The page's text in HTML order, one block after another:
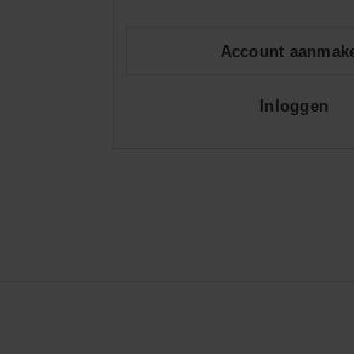
Account
Inloggen